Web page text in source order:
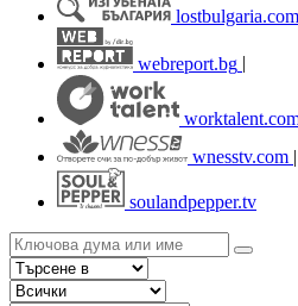
lostbulgaria.com
webreport.bg
wnesstv.com |
soulandpepper.tv